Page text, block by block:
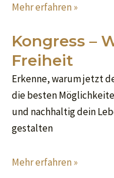
Mehr erfahren »
Kongress –
Freiheit
Erkenne, warum jetzt
die besten
und nachhaltig dein
gestalten
Mehr erfahren »